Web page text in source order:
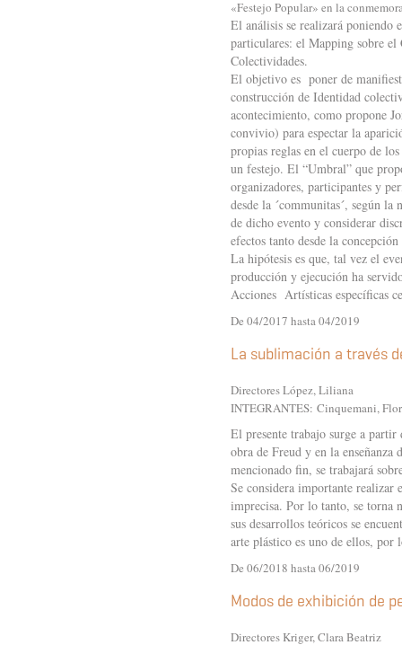
«Festejo Popular» en la
El análisis se realizará poniendo
particulares: el Mapping sobre
Colectividades.
El objetivo es poner de
construcción de Identidad
acontecimiento, como propone
convivio) para espectar la
propias reglas en el cuerpo de
un festejo. El “Umbral” que
organizadores, participantes y
desde la ´communitas´, según
de dicho evento y considerar
efectos tanto desde la
La hipótesis es que, tal vez el
producción y ejecución ha
Acciones Artísticas específicas
De 04/2017 hasta 04/2019
La sublimación a través
Directores López, Liliana
INTEGRANTES: Cinquemani,
El presente trabajo surge a partir
obra de Freud y en la
mencionado fin, se trabajará
Se considera importante
imprecisa. Por lo tanto, se torna
sus desarrollos teóricos se
arte plástico es uno de ellos, por
De 06/2018 hasta 06/2019
Modos de exhibición de
Directores Kriger, Clara Beatriz